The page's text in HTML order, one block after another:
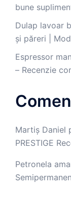
bune
Dulap lavoar
și păreri |
Espressor
– Recenzie
Martiș Daniel
PRESTIGE
Petronela